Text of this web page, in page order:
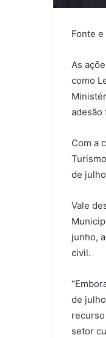
Fonte
As
como
adesão
Com a
de
Vale
junho,
civil.
de
setor